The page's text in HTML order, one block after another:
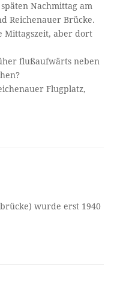
Nachmittag am
Reichenauer Brücke.
Mittagszeit, aber dort
flußaufwärts neben
Flugplatz,
wurde erst 1940